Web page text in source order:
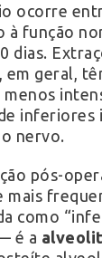
ocorre
à função
dias.
em geral,
inferiores
nervo.
pós-
mais
como
é a